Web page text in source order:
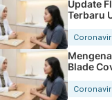
Update
Terbaru
Blade